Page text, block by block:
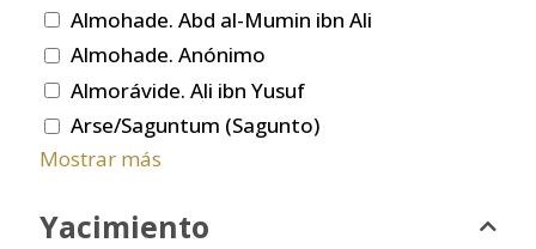
Almohade. Abd al-Mumin ibn Ali
Almohade. Anónimo
Almorávide. Ali ibn Yusuf
Arse/Saguntum (Sagunto)
Mostrar más
Yacimiento